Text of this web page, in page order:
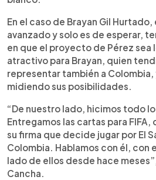
En el caso de Brayan Gil
avanzado y solo es de esperar,
en que el proyecto de Pérez
atractivo para Brayan, quien
representar también a
midiendo sus posibilidades.
“De nuestro lado, hicimos todo
Entregamos las cartas para
su firma que decide jugar por El
Colombia. Hablamos con él, con
lado de ellos desde hace
Cancha.